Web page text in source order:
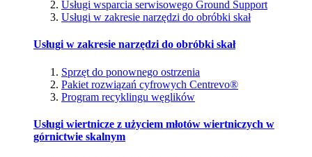
Usługi wsparcia serwisowego Ground Support
Usługi w zakresie narzędzi do obróbki skał
Usługi w zakresie narzędzi do obróbki skał
Sprzęt do ponownego ostrzenia
Pakiet rozwiązań cyfrowych Centrevo®
Program recyklingu węglików
Usługi wiertnicze z użyciem młotów wiertniczych w
górnictwie skalnym